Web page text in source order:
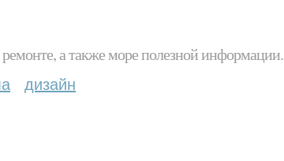
ремонте, а также море полезной информации.
дизайн